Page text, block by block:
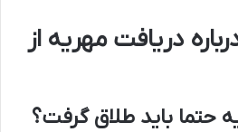
دریافت مهریه از
حتما باید طلاق گرفت؟